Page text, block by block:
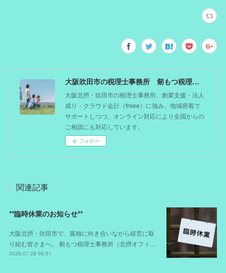
大阪吹田市の税理士事務所 剱もつ税理士（北摂オフィス）―かつてdoctorを目指した税理士が企業のホームドクターとしてあなたの事業をサポート。税理士が直接担当する『かかりつけ税理士』
大阪北摂・吹田市の税理士事務所。創業支援・法人
成り・クラウド会計（freee）に強み。地域密着で
サポートしつつ、オンライン対応により全国からの
ご相談にも対応しています。
フォロー
関連記事
**臨時休業のお知らせ**
大阪北摂・吹田市で、孤独に向き合いながら経営に取
り組む皆さまへ。 剱もつ税理士事務所（北摂オフィ…
2026.07.28 06:51